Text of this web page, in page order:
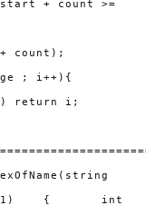
+ count >=
; i++){
i;
= -1) { int